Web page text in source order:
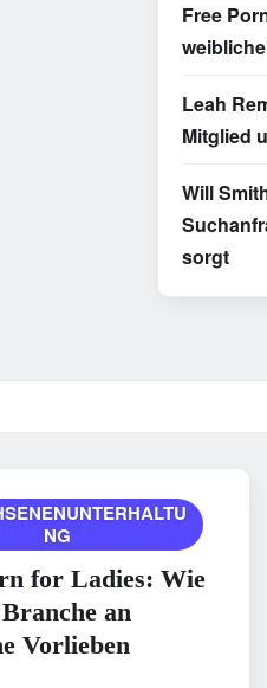
Free
Leah
Mitglied
Will
sorgt
NG
for Ladies: Wie
an
Vorlieben